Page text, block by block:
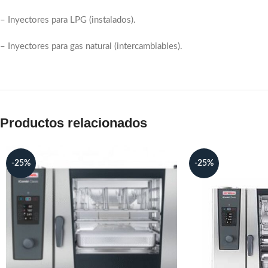
– Inyectores para LPG (instalados).
– Inyectores para gas natural (intercambiables).
Productos relacionados
-25% -25%